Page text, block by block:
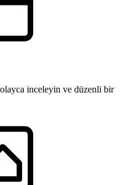
inceleyin ve düzenli bir